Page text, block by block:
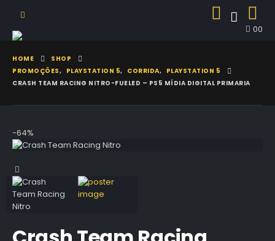
00
HOME
SHOP
PROMOÇÕES, PLAYSTATION 5, CORRIDA, PLAYSTATION 5
CRASH TEAM RACING NITRO-FUELED – PS5 MÍDIA DIGITAL PRIMARIA
-64%